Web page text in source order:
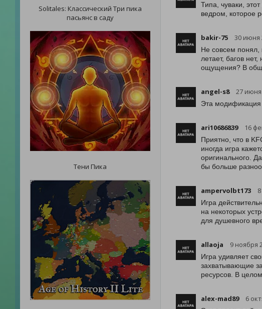
Solitales: Классический Три пика
пасьянс в саду
Тени Пика
Типа, чуваки,
ведром, которое
bakir-75 30 июня
Не совсем понял,
летает, багов
ощущения? В
angel-s8 27 июня
Эта модификация
ari10686839 16
Приятно, что в
иногда игра
оригинального.
бы больше
ampervolbt173
Игра
на некоторых
для душевного
allaoja 9 ноября
Игра удивляет
захватывающие
ресурсов. В
alex-mad89 6